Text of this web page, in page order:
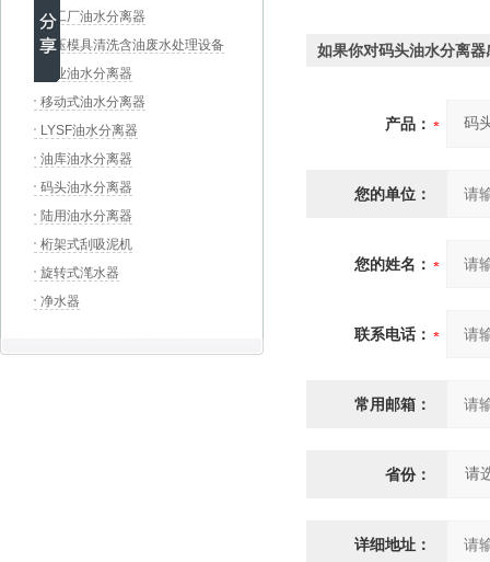
化工厂油水分离器
冲压模具清洗含油废水处理设备
工业油水分离器
移动式油水分离器
LYSF油水分离器
油库油水分离器
码头油水分离器
陆用油水分离器
桁架式刮吸泥机
旋转式滗水器
净水器
如果你对码头油水分离
产品：
您的单位：
您的姓名：
联系电话：
常用邮箱：
省份：
详细地址：